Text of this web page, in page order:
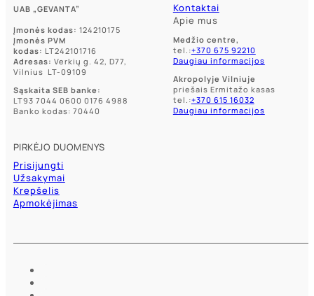
UAB „GEVANTA”
Įmonės kodas: 124210175
Įmonės PVM
kodas: LT242101716
Adresas: Verkių g. 42, D77,
Vilnius LT-09109
Sąskaita SEB banke:
LT93 7044 0600 0176 4988
Banko kodas: 70440
Kontaktai
Apie mus
Medžio centre,
tel.:+370 675 92210
Daugiau informacijos
Akropolyje Vilniuje
priešais Ermitažo kasas
tel.:+370 615 16032
Daugiau informacijos
PIRKĖJO DUOMENYS
Prisijungti
Užsakymai
Krepšelis
Apmokėjimas